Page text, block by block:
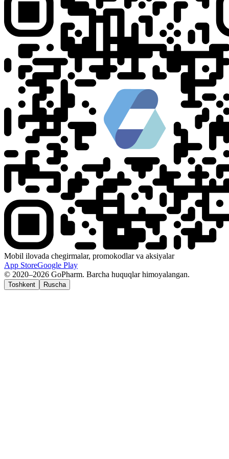
Mobil ilovada chegirmalar, promokodlar va aksiyalar
App StoreGoogle Play
© 2020–2026 GoPharm. Barcha huquqlar himoyalangan.
Toshkent Ruscha